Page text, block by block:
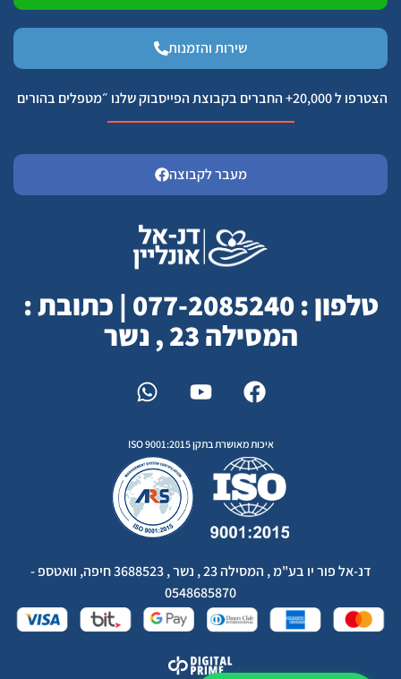
שירות והזמנות
הצטרפו ל 20,000+ החברים בקבוצת הפייסבוק שלנו ״מטפלים בהורים
מעבר לקבוצה
טלפון : 077-2085240 | כתובת :
המסילה 23 , נשר
איכות מאושרת בתקן ISO 9001:2015
דנ-אל פור יו בע"מ , המסילה 23 , נשר , 3688523 חיפה, וואטספ -
0548685870